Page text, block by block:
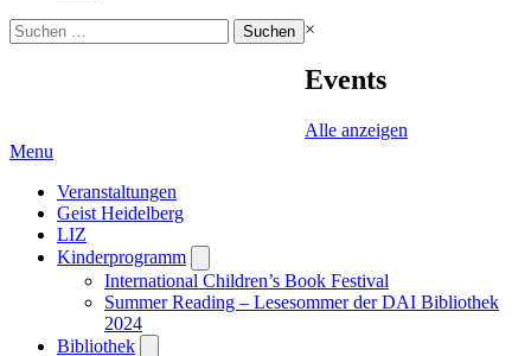
Suchen
nach:
×
Events
Alle anzeigen
Menu
Veranstaltungen
Geist Heidelberg
LIZ
Kinderprogramm
submenu
International Children’s Book Festival
Summer Reading – Lesesommer der DAI Bibliothek
2024
Bibliothek